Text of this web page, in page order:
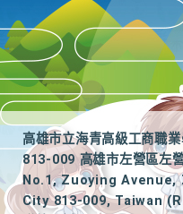
高雄市立海青高級工商職
813-009 高雄市左營區左
No.1, Zuoying
City 813-009, Taiwan